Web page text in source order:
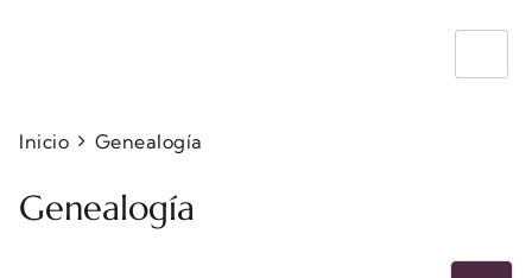
Inicio Genealogía
Genealogía